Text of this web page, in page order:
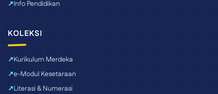
Info Pendidikan
KOLEKSI
Kurikulum Merdeka
e-Modul Kesetaraan
Literasi & Numerasi